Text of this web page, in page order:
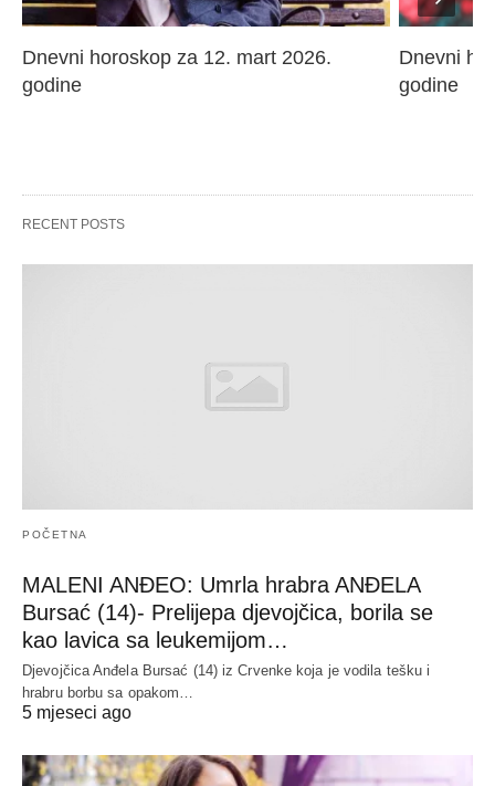
Dnevni horoskop za 12. mart 2026.
godine
Dnevni
godine
RECENT POSTS
POČETNA
MALENI ANĐEO: Umrla hrabra ANĐELA
Bursać (14)- Prelijepa djevojčica, borila se
kao lavica sa leukemijom…
Djevojčica Anđela Bursać (14) iz Crvenke koja je vodila tešku i
hrabru borbu sa opakom…
5 mjeseci ago